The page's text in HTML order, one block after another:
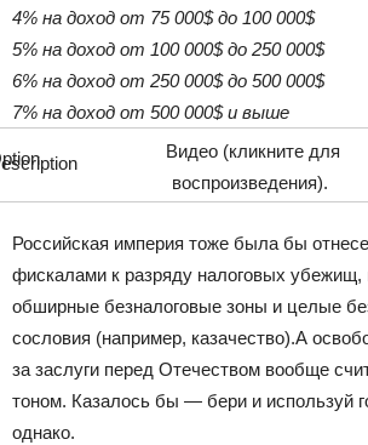
4% на доход от 75 000$ до 100 000$
5% на доход от 100 000$ до 250 000$
6% на доход от 250 000$ до 500 000$
7% на доход от 500 000$ и выше
Видео (кликните для
воспроизведения).
Российская империя тоже была бы
фискалами к разряду налоговых убежищ,
обширные безналоговые зоны и целые
сословия (например, казачество).А
за заслуги перед Отечеством вообще
тоном. Казалось бы — бери и используй
однако.